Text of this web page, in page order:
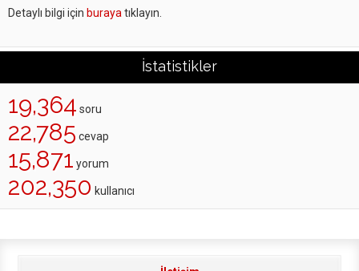
Detaylı bilgi için buraya tıklayın.
İstatistikler
19,364 soru
22,785 cevap
15,871 yorum
202,350 kullanıcı